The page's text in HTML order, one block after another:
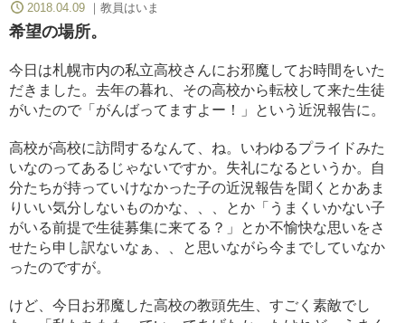
2018.04.09 教員はいま
希望の場所。
今日は札幌市内の私立高校さんにお邪魔してお時間をいた
だきました。去年の暮れ、その高校から転校して来た生徒
がいたので「がんばってますよー！」という近況報告に。
高校が高校に訪問するなんて、ね。いわゆるプライドみた
いなのってあるじゃないですか。失礼になるというか。自
分たちが持っていけなかった子の近況報告を聞くとかあま
りいい気分しないものかな、、、とか「うまくいかない子
がいる前提で生徒募集に来てる？」とか不愉快な思いをさ
せたら申し訳ないなぁ、、と思いながら今までしていなか
ったのですが。
けど、今日お邪魔した高校の教頭先生、すごく素敵でし